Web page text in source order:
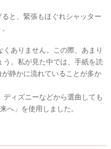
と、緊張もほぐれシャッター
ありません。この際、あまり
。私が見た中では、手紙を読
静かに流れていることが多か
ディズニーなどから選曲しても
へ」を使用しました。